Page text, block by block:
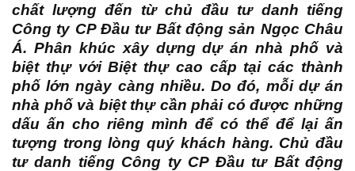
chất lượng đến từ chủ đầu tư danh tiếng
Công ty CP Đầu tư Bất động sản Ngọc Châu
Á. Phân khúc xây dựng dự án nhà phố và
biệt thự với Biệt thự cao cấp tại các thành
phố lớn ngày càng nhiều. Do đó, mỗi dự án
nhà phố và biệt thự cần phải có được những
dấu ấn cho riêng mình để có thể để lại ấn
tượng trong lòng quý khách hàng. Chủ đầu
tư danh tiếng Công ty CP Đầu tư Bất động